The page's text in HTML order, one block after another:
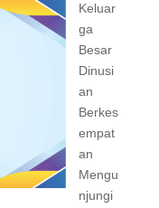
Keluar
ga
Besar
Dinusi
an
Berkes
empat
an
Mengu
njungi